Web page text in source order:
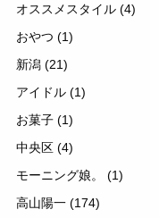
オススメスタイル (4)
おやつ (1)
新潟 (21)
アイドル (1)
お菓子 (1)
中央区 (4)
モーニング娘。 (1)
高山陽一 (174)